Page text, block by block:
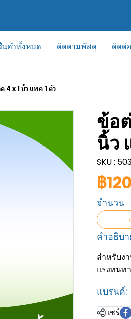
นค้าทั้งหมด ติดตามพัสดุ ติดต่
4 x 1 นิ้ว แพ็ค 1 ตัว
ข้อ
นิ้ว
SKU :
฿120
จำนวน
คำอธิบ
สำหรับง
แรงทนท
แบรนด์:
แชร์